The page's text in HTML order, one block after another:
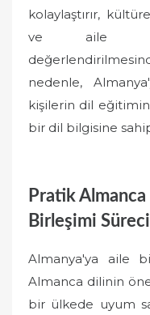
kolaylaştırır,
ve aile
nedenle,
kişilerin dil
bir dil bilgisine
Pratik Almanca
Birleşimi
Almanya'ya aile
Almanca dilinin
bir ülkede uyum